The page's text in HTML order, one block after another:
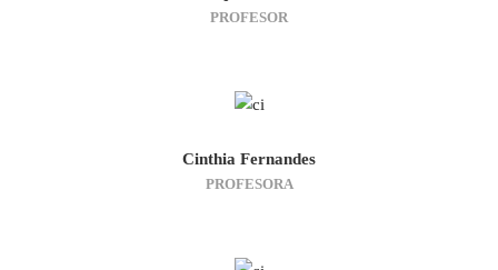
PROFESOR
Cinthia Fernandes
PROFESORA